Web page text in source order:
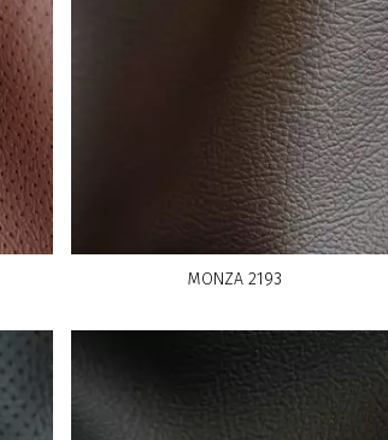
MONZA 2193